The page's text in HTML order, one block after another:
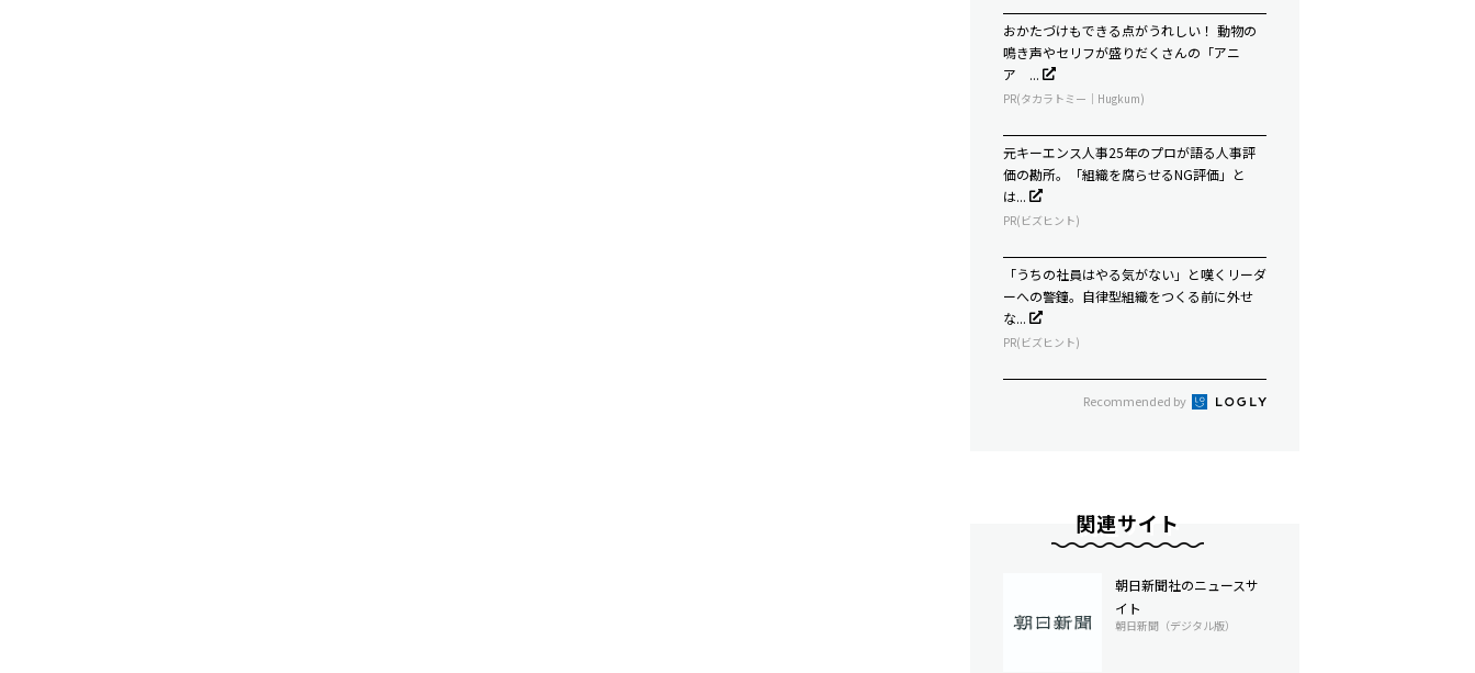
おかたづけもできる点がうれしい！ 動物の
鳴き声やセリフが盛りだくさんの「アニ
ア ...
PR(タカラトミー｜Hugkum)
元キーエンス人事25年のプロが語る人事評
価の勘所。「組織を腐らせるNG評価」と
は...
PR(ビズヒント)
「うちの社員はやる気がない」と嘆くリーダ
ーへの警鐘。自律型組織をつくる前に外せ
な...
PR(ビズヒント)
Recommended by
関連サイト
朝日新聞社のニュースサ
イト
朝日新聞（デジタル版）